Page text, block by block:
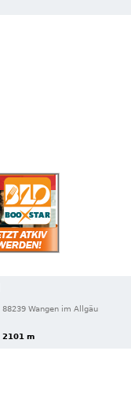
88239 Wangen im Allgäu
2101 m